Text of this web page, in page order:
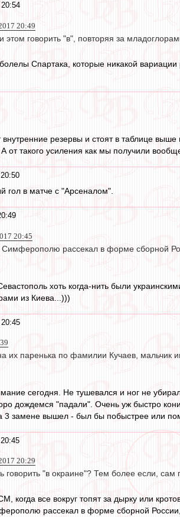
20:49
говорить "в", повторяя за
Спартака, которые никакой
внутренние резервы и стоят в таблице
А от такого усиления как мы получили
гол в матче с "Арсеналом".
20:45
Симферополю рассекал в форме сборной
хоть когда-нить были
из Киева...)))
их паренька по фамилии Кучаев, мальчик
сегодня. Не тушевался и ног не
дождемся "падали". Очень уж быстро
3 замене вышел - был бы побыстрее или
20:29
говорить "в окраине"? Тем более если, сам
когда все вокруг топят за дырку или
рассекал в форме сборной России,